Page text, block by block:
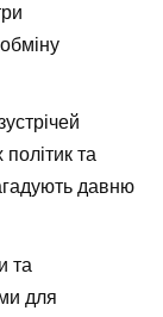
та
давню
та
для